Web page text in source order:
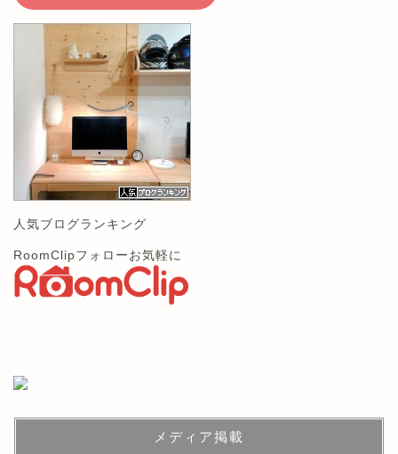
人気ブログランキング
RoomClipフォローお気軽に
メディア掲載